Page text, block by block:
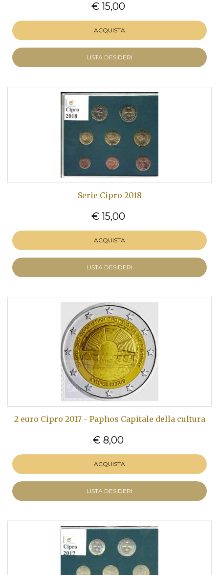
€ 15,00
ACQUISTA
LISTA DESIDERI
Serie Cipro 2018
€ 15,00
ACQUISTA
LISTA DESIDERI
2 euro Cipro 2017 - Paphos Capitale della cultura
€ 8,00
ACQUISTA
LISTA DESIDERI